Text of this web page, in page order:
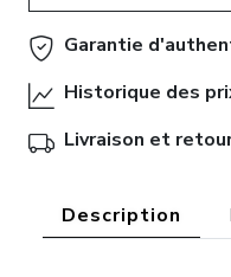
Garantie
Historique des
Livraison et
Description